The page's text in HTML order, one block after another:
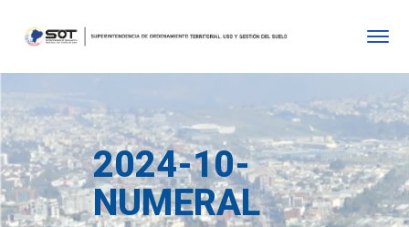
2024-10-
NUMERAL